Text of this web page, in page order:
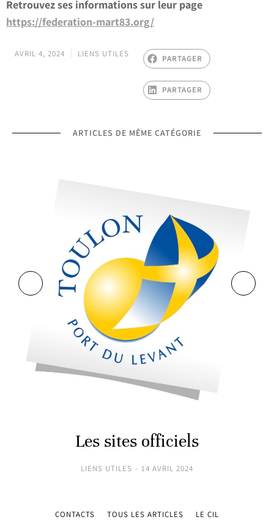
Retrouvez ses informations sur leur page
https://federation-mart83.org/
AVRIL 4, 2024 LIENS UTILES PARTAGER
PARTAGER
ARTICLES DE MÊME CATÉGORIE
Les sites officiels
LIENS UTILES 14 AVRIL 2024
CONTACTS TOUS LES ARTICLES LE CIL